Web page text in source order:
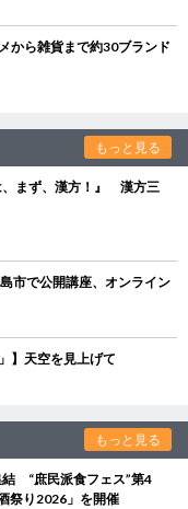
から雑貨まで約30ブランド
もっと見る
、まず、漢方！』 漢方三
市で公開講座、オンライン
】天空を見上げて
もっと見る
結 “庶民派食フェス”第4
祭り2026」を開催